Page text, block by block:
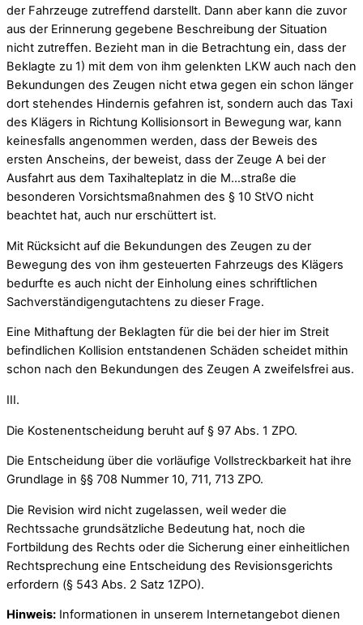
der Fahrzeuge zutreffend darstellt. Dann aber kann die zuvor
aus der Erinnerung gegebene Beschreibung der Situation
nicht zutreffen. Bezieht man in die Betrachtung ein, dass der
Beklagte zu 1) mit dem von ihm gelenkten LKW auch nach den
Bekundungen des Zeugen nicht etwa gegen ein schon länger
dort stehendes Hindernis gefahren ist, sondern auch das Taxi
des Klägers in Richtung Kollisionsort in Bewegung war, kann
keinesfalls angenommen werden, dass der Beweis des
ersten Anscheins, der beweist, dass der Zeuge A bei der
Ausfahrt aus dem Taxihalteplatz in die M…straße die
besonderen Vorsichtsmaßnahmen des § 10 StVO nicht
beachtet hat, auch nur erschüttert ist.
Mit Rücksicht auf die Bekundungen des Zeugen zu der
Bewegung des von ihm gesteuerten Fahrzeugs des Klägers
bedurfte es auch nicht der Einholung eines schriftlichen
Sachverständigengutachtens zu dieser Frage.
Eine Mithaftung der Beklagten für die bei der hier im Streit
befindlichen Kollision entstandenen Schäden scheidet mithin
schon nach den Bekundungen des Zeugen A zweifelsfrei aus.
III.
Die Kostenentscheidung beruht auf § 97 Abs. 1 ZPO.
Die Entscheidung über die vorläufige Vollstreckbarkeit hat ihre
Grundlage in §§ 708 Nummer 10, 711, 713 ZPO.
Die Revision wird nicht zugelassen, weil weder die
Rechtssache grundsätzliche Bedeutung hat, noch die
Fortbildung des Rechts oder die Sicherung einer einheitlichen
Rechtsprechung eine Entscheidung des Revisionsgerichts
erfordern (§ 543 Abs. 2 Satz 1ZPO).
Hinweis: Informationen in unserem Internetangebot dienen